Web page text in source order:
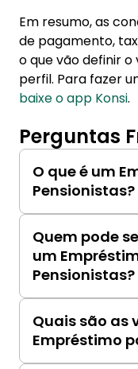
Em resumo, as
de pagamento,
o que vão definir
perfil. Para fazer
baixe o app Konsi.
Perguntas
O que é um
Pensionistas?
Um
necessidades
oferecendo
prazos de
Quem pode
um
Pensionistas?
Geralmente,
que recebem
aposentadoria.
Quais são as
Empréstimo
Taxas de juros